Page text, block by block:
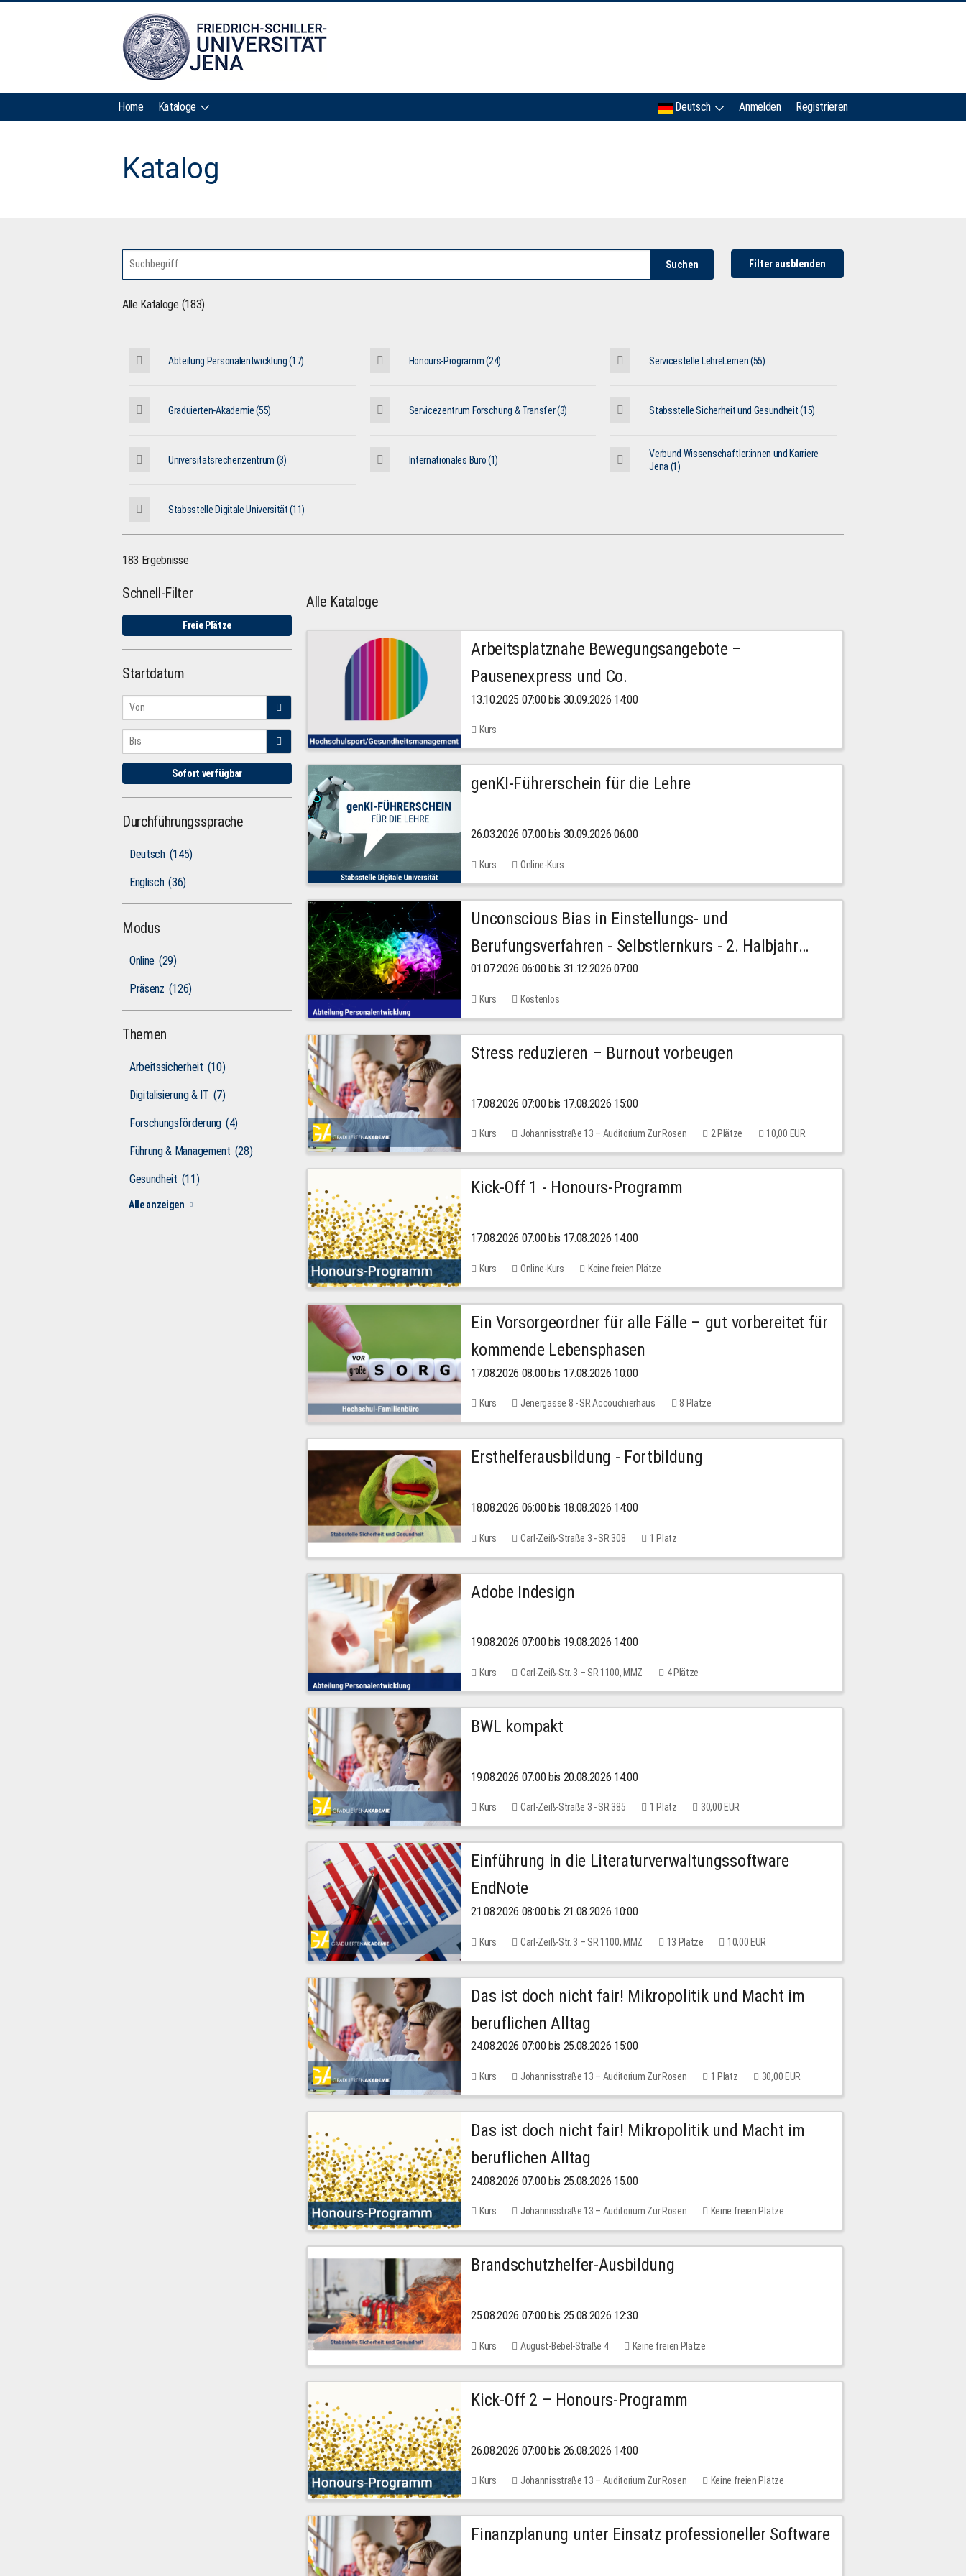
Home Kataloge Deutsch Anmelden Registrieren
Katalog
Suchen Filter ausblenden
Alle Kataloge (183)
Abteilung Personalentwicklung (17) Honours-Programm (24) Servicestelle LehreLernen (55)
Graduierten-Akademie (55) Servicezentrum Forschung & Transfer (3) Stabsstelle Sicherheit und Gesundheit (15)
Universitätsrechenzentrum (3) Internationales Büro (1)
Verbund Wissenschaftler:innen und Karriere
Jena (1)
Stabsstelle Digitale Universität (11)
183 Ergebnisse
Schnell-Filter
Freie Plätze
Startdatum
Sofort verfügbar
Durchführungssprache
Deutsch (145)
Englisch (36)
Modus
Online (29)
Präsenz (126)
Themen
Arbeitssicherheit (10)
Digitalisierung & IT (7)
Forschungsförderung (4)
Führung & Management (28)
Gesundheit (11)
Alle anzeigen
Alle Kataloge
Arbeitsplatznahe Bewegungsangebote –
Pausenexpress und Co.
13.10.2025 07:00 bis 30.09.2026 14:00
Kurs
genKI-Führerschein für die Lehre
26.03.2026 07:00 bis 30.09.2026 06:00
Kurs Online-Kurs
Unconscious Bias in Einstellungs- und
Berufungsverfahren - Selbstlernkurs - 2. Halbjahr
2026
01.07.2026 06:00 bis 31.12.2026 07:00
Kurs Kostenlos
Stress reduzieren – Burnout vorbeugen
17.08.2026 07:00 bis 17.08.2026 15:00
Kurs Johannisstraße 13 – Auditorium Zur Rosen 2 Plätze 10,00 EUR
Kick-Off 1 - Honours-Programm
17.08.2026 07:00 bis 17.08.2026 14:00
Kurs Online-Kurs Keine freien Plätze
Ein Vorsorgeordner für alle Fälle – gut vorbereitet für
kommende Lebensphasen
17.08.2026 08:00 bis 17.08.2026 10:00
Kurs Jenergasse 8 - SR Accouchierhaus 8 Plätze
Ersthelferausbildung - Fortbildung
18.08.2026 06:00 bis 18.08.2026 14:00
Kurs Carl-Zeiß-Straße 3 - SR 308 1 Platz
Adobe Indesign
19.08.2026 07:00 bis 19.08.2026 14:00
Kurs Carl-Zeiß-Str. 3 – SR 1100, MMZ 4 Plätze
BWL kompakt
19.08.2026 07:00 bis 20.08.2026 14:00
Kurs Carl-Zeiß-Straße 3 - SR 385 1 Platz 30,00 EUR
Einführung in die Literaturverwaltungssoftware
EndNote
21.08.2026 08:00 bis 21.08.2026 10:00
Kurs Carl-Zeiß-Str. 3 – SR 1100, MMZ 13 Plätze 10,00 EUR
Das ist doch nicht fair! Mikropolitik und Macht im
beruflichen Alltag
24.08.2026 07:00 bis 25.08.2026 15:00
Kurs Johannisstraße 13 – Auditorium Zur Rosen 1 Platz 30,00 EUR
Das ist doch nicht fair! Mikropolitik und Macht im
beruflichen Alltag
24.08.2026 07:00 bis 25.08.2026 15:00
Kurs Johannisstraße 13 – Auditorium Zur Rosen Keine freien Plätze
Brandschutzhelfer-Ausbildung
25.08.2026 07:00 bis 25.08.2026 12:30
Kurs August-Bebel-Straße 4 Keine freien Plätze
Kick-Off 2 – Honours-Programm
26.08.2026 07:00 bis 26.08.2026 14:00
Kurs Johannisstraße 13 – Auditorium Zur Rosen Keine freien Plätze
Finanzplanung unter Einsatz professioneller Software